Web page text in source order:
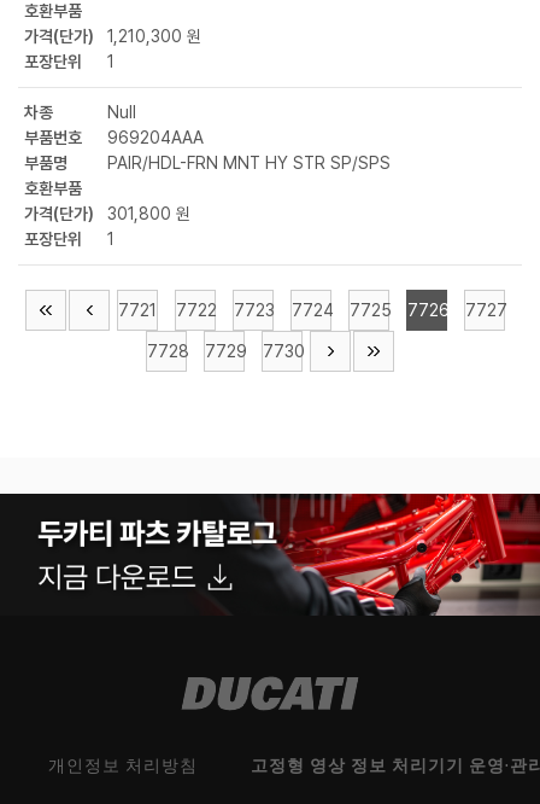
호환부품
가격(단가)
1,210,300 원
포장단위
1
차종
Null
부품번호
969204AAA
부품명
PAIR/HDL-FRN MNT HY STR SP/SPS
호환부품
가격(단가)
301,800 원
포장단위
1
7721 7722 7723 7724 7725 7726 7727
7728 7729 7730
개인정보 처리방침 고정형 영상 정보 처리기기 운영·관